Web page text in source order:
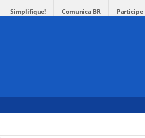
Simplifique! Comunica BR Participe